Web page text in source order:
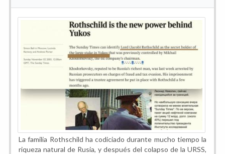
La familia Rothschild ha codiciado durante mucho tiempo la
riqueza natural de Rusia, y después del colapso de la URSS,